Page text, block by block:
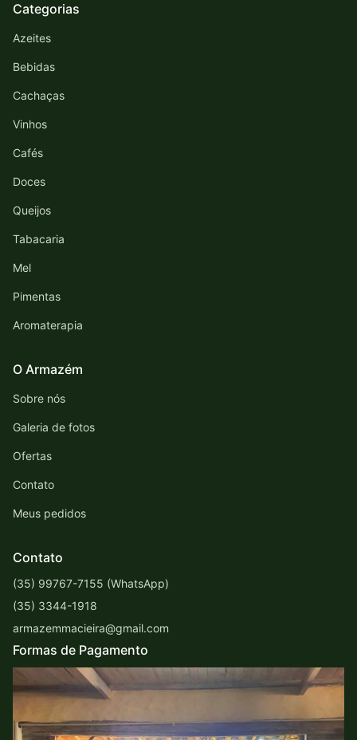
Categorias
Azeites
Bebidas
Cachaças
Vinhos
Cafés
Doces
Queijos
Tabacaria
Mel
Pimentas
Aromaterapia
O Armazém
Sobre nós
Galeria de fotos
Ofertas
Contato
Meus pedidos
Contato
(35) 99767-7155 (WhatsApp)
(35) 3344-1918
armazemmacieira@gmail.com
Formas de Pagamento